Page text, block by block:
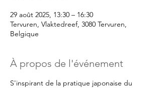
29 août 2025, 13:30 – 16:30
Tervuren, Vlaktedreef, 3080 Tervuren,
Belgique
À propos de l'événement
S'inspirant de la pratique japonaise du